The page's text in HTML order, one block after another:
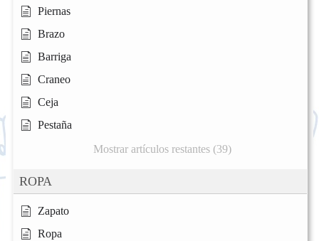
Piernas
Brazo
Barriga
Craneo
Ceja
Pestaña
Mostrar artículos restantes (39)
ROPA
Zapato
Ropa